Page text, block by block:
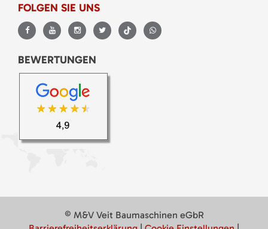
FOLGEN SIE UNS
BEWERTUNGEN
© M&V Veit Baumaschinen eGbR